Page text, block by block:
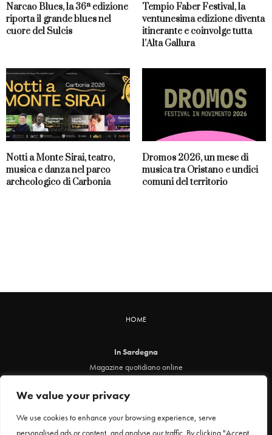
We value your privacy
We use cookies to enhance your browsing experience, serve
personalised ads or content, and analyse our traffic. By clicking "Accept
Narcao Blues, la 36ª edizione
riporta il grande blues nel
cuore del Sulcis
Tempio Faber Festival, la
ventunesima edizione diventa
itinerante e coinvolge tutta
l’Alta Gallura
Notti a Monte Sirai, teatro,
musica e danza nel parco
archeologico di Carbonia
Dromos 2026, un mese di
musica tra Oristano e undici
comuni del territorio
HOME
In Sardegna
Magazine quotidiano online
Direttore responsabile ed editore: Claudia Marin
Piazza Santa Chiara, 49 - 00186 - Roma
P.IVA 12912621005